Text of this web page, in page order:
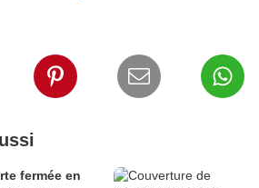
fermée en